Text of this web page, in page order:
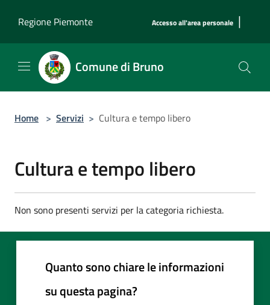
Regione Piemonte
Accesso all'area personale |
Comune di Bruno
Home > Servizi > Cultura e tempo libero
Cultura e tempo libero
Non sono presenti servizi per la categoria richiesta.
Quanto sono chiare le informazioni
su questa pagina?